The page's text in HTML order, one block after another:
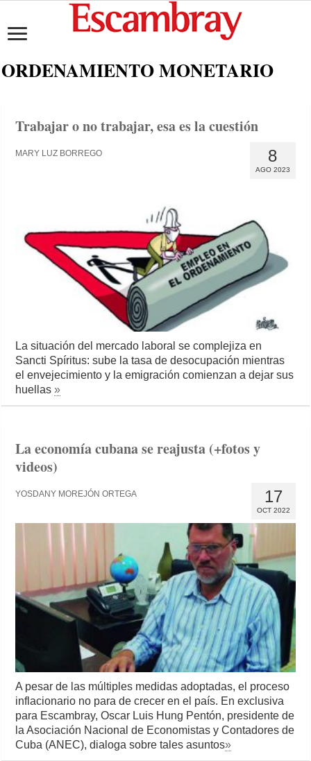
ORDENAMIENTO MONETARIO
Trabajar o no trabajar, esa es la cuestión
8
AGO 2023
MARY LUZ BORREGO
La situación del mercado laboral se complejiza en
Sancti Spíritus: sube la tasa de desocupación mientras
el envejecimiento y la emigración comienzan a dejar sus
huellas»
La economía cubana se reajusta (+fotos y
videos)
17
OCT 2022
YOSDANY MOREJÓN ORTEGA
A pesar de las múltiples medidas adoptadas, el proceso
inflacionario no para de crecer en el país. En exclusiva
para Escambray, Oscar Luis Hung Pentón, presidente de
la Asociación Nacional de Economistas y Contadores de
Cuba (ANEC), dialoga sobre tales asuntos»